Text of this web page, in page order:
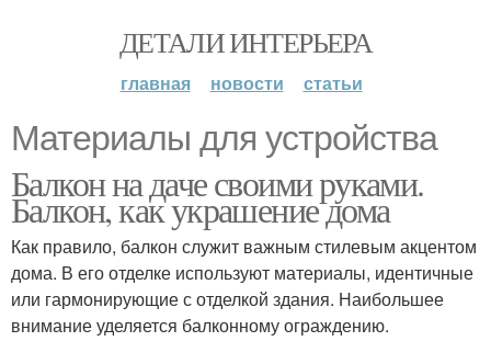
ДЕТАЛИ ИНТЕРЬЕРА
главная новости статьи
Материалы для устройства
Балкон на даче своими руками.
Балкон, как украшение дома
Как правило, балкон служит важным стилевым акцентом
дома. В его отделке используют материалы, идентичные
или гармонирующие с отделкой здания. Наибольшее
внимание уделяется балконному ограждению.